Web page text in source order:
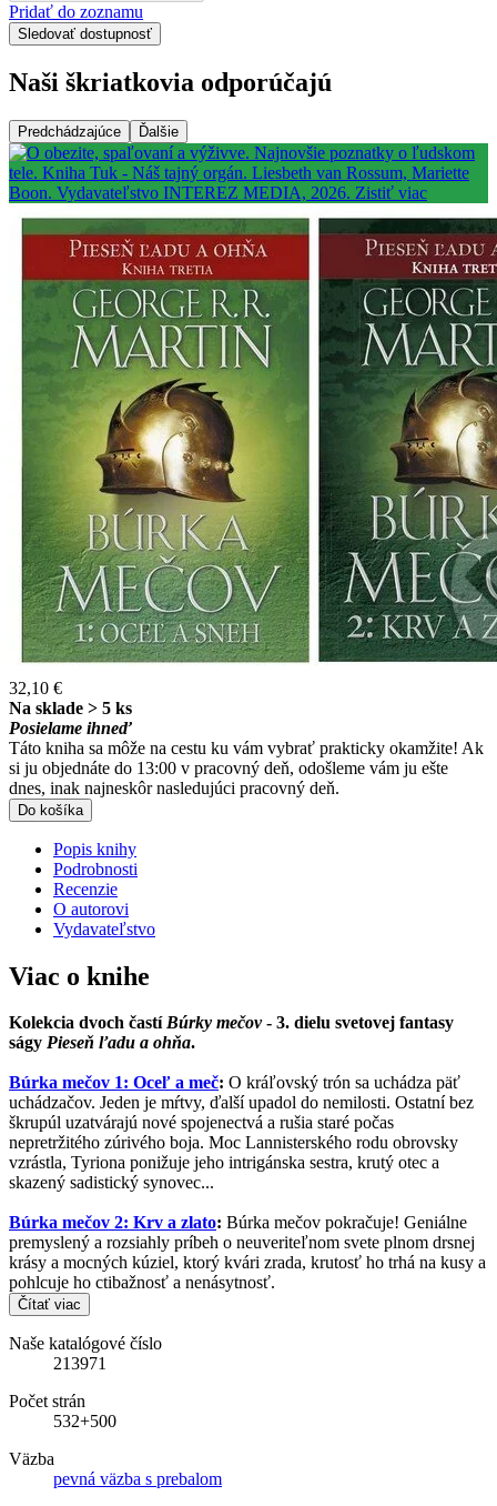
Pridať do zoznamu
Sledovať dostupnosť
Naši škriatkovia odporúčajú
Predchádzajúce Ďalšie
32,10 €
Na sklade > 5 ks
Posielame ihneď
Táto kniha sa môže na cestu ku vám vybrať prakticky okamžite! Ak
si ju objednáte do 13:00 v pracovný deň, odošleme vám ju ešte
dnes, inak najneskôr nasledujúci pracovný deň.
Do košíka
Popis knihy
Podrobnosti
Recenzie
O autorovi
Vydavateľstvo
Viac o knihe
Kolekcia dvoch častíBúrky mečov- 3. dielu svetovej fantasy
ságy Pieseň ľadu a ohňa.
Búrka mečov 1: Oceľ a meč: O kráľovský trón sa uchádza päť
uchádzačov. Jeden je mŕtvy, ďalší upadol do nemilosti. Ostatní bez
škrupúl uzatvárajú nové spojenectvá a rušia staré počas
nepretržitého zúrivého boja. Moc Lannisterského rodu obrovsky
vzrástla, Tyriona ponižuje jeho intrigánska sestra, krutý otec a
skazený sadistický synovec...
Búrka mečov 2: Krv a zlato: Búrka mečov pokračuje! Geniálne
premyslený a rozsiahly príbeh o neuveriteľnom svete plnom drsnej
krásy a mocných kúziel, ktorý kvári zrada, krutosť ho trhá na kusy a
pohlcuje ho ctibažnosť a nenásytnosť.
Čítať viac
Naše katalógové číslo
213971
Počet strán
532+500
Väzba
pevná väzba s prebalom